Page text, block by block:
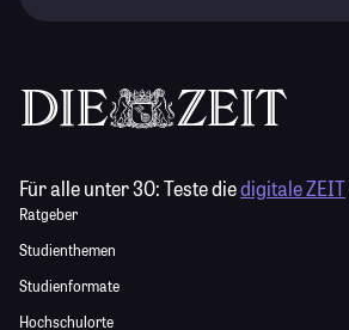
Für alle unter 30:Teste diedigitale ZEIT
Ratgeber
Studienthemen
Studienformate
Hochschulorte